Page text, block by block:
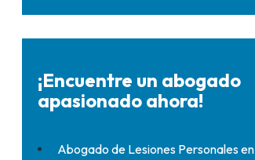
¡Encuentre un abogado
apasionado ahora!
Abogado de Lesiones Personales en